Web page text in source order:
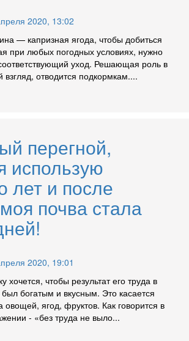
2020, 13:02
— капризная ягода, чтобы добиться
при любых погодных условиях, нужно
уход. Решающая роль в
отводится подкормкам....
перегной,
использую
лет и после
почва стала
2020, 19:01
хочется, чтобы результат его труда в
богатым и вкусным. Это касается
овощей, ягод, фруктов. Как говорится в
- «без труда не выло...